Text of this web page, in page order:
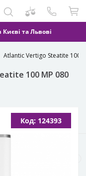
та Львові
Atlantic Vertigo Steatite 100
100 MP 080
Код: 124393